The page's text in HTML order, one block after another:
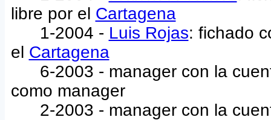
libre por el Cartagena
1-2004 - Luis Rojas: fichado
el Cartagena
6-2003 - manager con la
como manager
2-2003 - manager con la